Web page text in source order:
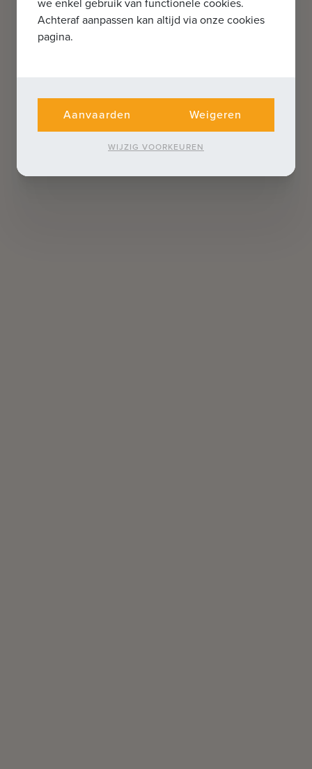
Achteraf aanpassen kan altijd via onze cookies
pagina.
Aanvaarden Weigeren
WIJZIG VOORKEUREN